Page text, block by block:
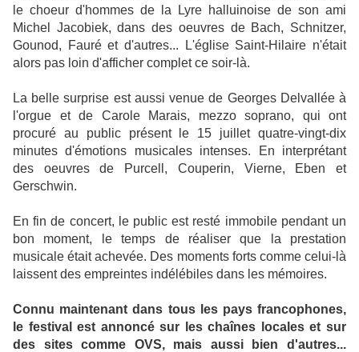
le choeur d'hommes de la Lyre halluinoise de son ami
Michel Jacobiek, dans des oeuvres de Bach, Schnitzer,
Gounod, Fauré et d'autres... L'église Saint-Hilaire n'était
alors pas loin d'afficher complet ce soir-là.
La belle surprise est aussi venue de Georges Delvallée à
l'orgue et de Carole Marais, mezzo soprano, qui ont
procuré au public présent le 15 juillet quatre-vingt-dix
minutes d'émotions musicales intenses. En interprétant
des oeuvres de Purcell, Couperin, Vierne, Eben et
Gerschwin.
En fin de concert, le public est resté immobile pendant un
bon moment, le temps de réaliser que la prestation
musicale était achevée. Des moments forts comme celui-là
laissent des empreintes indélébiles dans les mémoires.
Connu maintenant dans tous les pays francophones,
le festival est annoncé sur les chaînes locales et sur
des sites comme OVS, mais aussi bien d'autres...